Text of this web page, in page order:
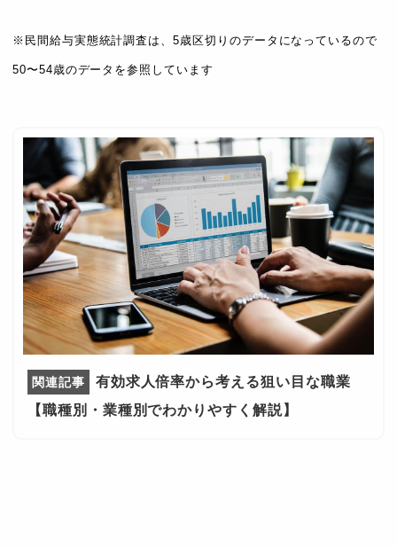
※民間給与実態統計調査は、5歳区切りのデータになっているので
50〜54歳のデータを参照しています
有効求人倍率から考える狙い目な職業
【職種別・業種別でわかりやすく解説】